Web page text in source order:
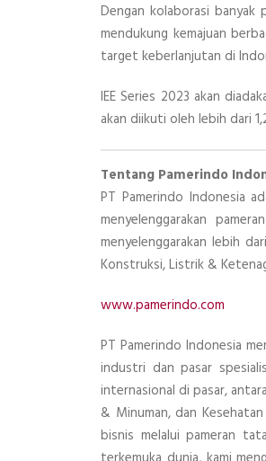
Dengan kolaborasi
mendukung kemajuan
target keberlanjutan di
IEE Series 2023 akan
akan diikuti oleh lebih dari
Tentang Pamerindo
PT Pamerindo Indonesia
menyelenggarakan
menyelenggarakan lebih
Konstruksi, Listrik &
www.pamerindo.com
PT Pamerindo Indonesia
industri dan pasar
internasional di pasar,
& Minuman, dan
bisnis melalui pameran